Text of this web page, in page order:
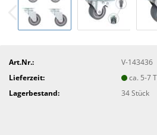
Art.Nr.:
V-143436
Lieferzeit:
ca. 5-7
Lagerbestand:
34Stück